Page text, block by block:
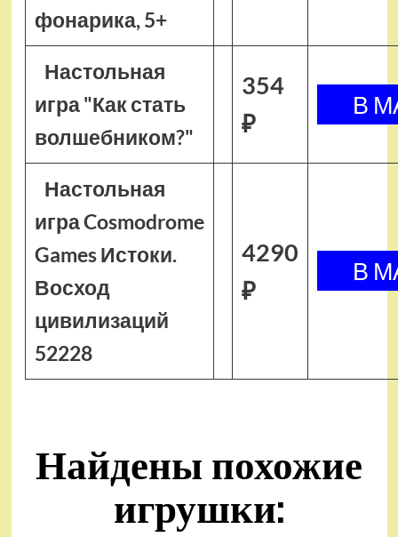
фонарика, 5+
Настольная
игра "Как стать
волшебником?"
354
₽
Настольная
игра Cosmodrome
Games Истоки.
Восход
цивилизаций
52228
4290
₽
Найдены похожие
игрушки: